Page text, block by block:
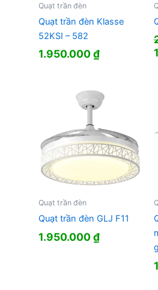
Quạt trần đèn
Quạt trần đèn Klasse
52KSI – 582
1.950.000₫
Quạt trần đèn
Quạt trần đèn GLJ F11
1.950.000₫